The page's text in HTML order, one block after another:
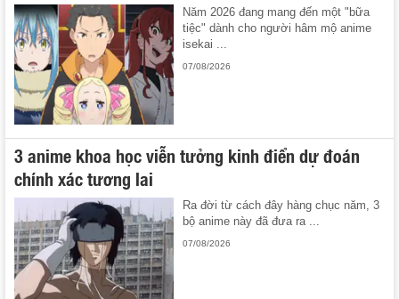
Năm 2026 đang mang đến một "bữa
tiệc" dành cho người hâm mộ anime
isekai ...
07/08/2026
3 anime khoa học viễn tưởng kinh điển dự đoán
chính xác tương lai
Ra đời từ cách đây hàng chục năm, 3
bộ anime này đã đưa ra ...
07/08/2026